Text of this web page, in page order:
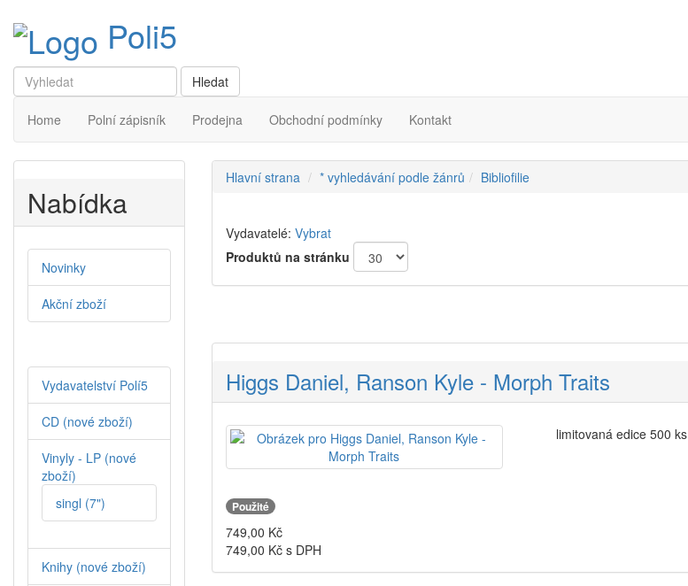
Poli5
Home Polní zápisník Prodejna Obchodní podmínky Kontakt
Hlavní strana * vyhledávání podle žánrů Bibliofilie
Vydavatelé: Vybrat
Produktů na stránku
Higgs Daniel, Ranson Kyle - Morph Traits
limitovaná edice 500 ks
Použité
749,00 Kč
749,00 Kč s DPH
Nabídka
Novinky
Akční zboží
Vydavatelství Polí5
CD (nové zboží)
Vinyly - LP (nové
zboží)
singl (7")
Knihy (nové zboží)